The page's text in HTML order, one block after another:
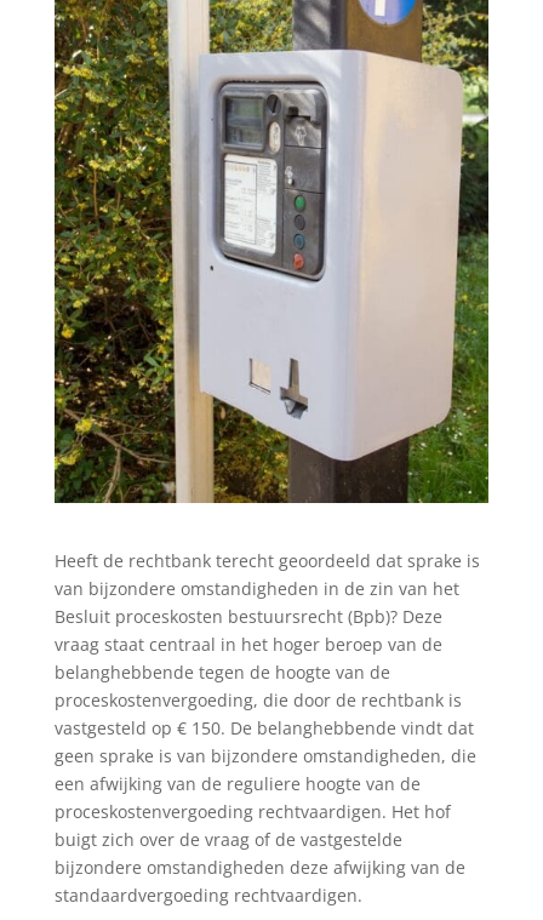
Heeft de rechtbank terecht geoordeeld dat sprake is
van bijzondere omstandigheden in de zin van het
Besluit proceskosten bestuursrecht (Bpb)? Deze
vraag staat centraal in het hoger beroep van de
belanghebbende tegen de hoogte van de
proceskostenvergoeding, die door de rechtbank is
vastgesteld op € 150. De belanghebbende vindt dat
geen sprake is van bijzondere omstandigheden, die
een afwijking van de reguliere hoogte van de
proceskostenvergoeding rechtvaardigen. Het hof
buigt zich over de vraag of de vastgestelde
bijzondere omstandigheden deze afwijking van de
standaardvergoeding rechtvaardigen.